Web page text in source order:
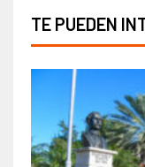
TE PUEDEN